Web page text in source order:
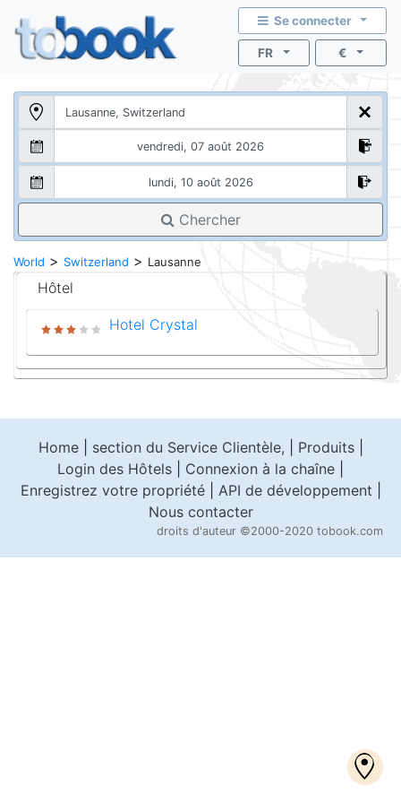
Se connecter
FR €
Chercher
World > Switzerland > Lausanne
Hôtel
Hotel Crystal
Home| section du Service Clientèle, Produits|
Login des Hôtels
Connexion à la chaîne
Enregistrez votre propriété| API de développement
Nous contacter
droits d'auteur ©2000-2020 tobook.com